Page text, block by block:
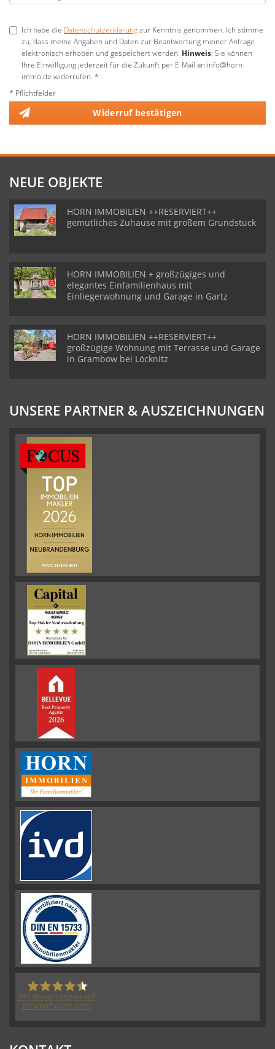
Ich habe die Datenschutzerklärungzur Kenntnis genommen. Ich stimme
zu, dass meine Angaben und Daten zur Beantwortung meiner Anfrage
elektronisch erhoben und gespeichert werden. Hinweis: Sie können
Ihre Einwilligung jederzeit für die Zukunft per E-Mail an info@horn-
immo.de widerrufen. *
* Pflichtfelder
Widerruf bestätigen
NEUE OBJEKTE
HORN IMMOBILIEN ++RESERVIERT++
gemütliches Zuhause mit großem Grundstück
HORN IMMOBILIEN + großzügiges und
elegantes Einfamilienhaus mit
Einliegerwohnung und Garage in Gartz
HORN IMMOBILIEN ++RESERVIERT++
großzügige Wohnung mit Terrasse und Garage
in Grambow bei Löcknitz
UNSERE PARTNER & AUSZEICHNUNGEN
HORN IMMOBILIEN GmbH
941 Bewertungen auf
ProvenExpert.com